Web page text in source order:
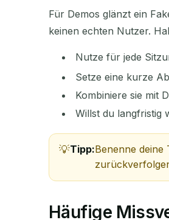
Für Demos glänzt ein
keinen echten Nutzer.
Nutze für jede
Setze eine kurze
Kombiniere sie mit
Willst du langfristig
Tipp:Benenne deine
Häufige